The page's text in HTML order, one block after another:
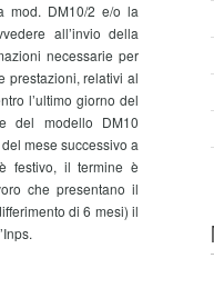
mod. DM10/2 e/o la
all’invio della
necessarie per
prestazioni, relativi al
l’ultimo giorno del
del modello DM10
mese successivo a
festivo, il termine è
che presentano il
di 6 mesi) il